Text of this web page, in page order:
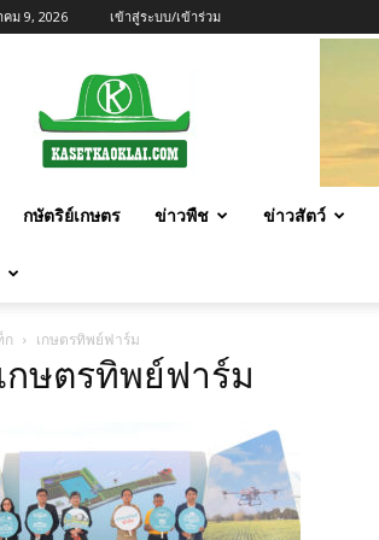
ม 9, 2026 เข้าสู่ระบบ/เข้าร่วม
กษัตริย์เกษตร ข่าวพืช ข่าวสัตว์
ก เกษตรทิพย์ฟาร์ม
กษตรทิพย์ฟาร์ม